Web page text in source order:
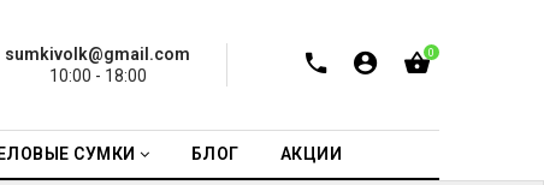
sumkivolk@gmail.com
10:00 - 18:00
0
СУМКИ БЛОГ АКЦИИ